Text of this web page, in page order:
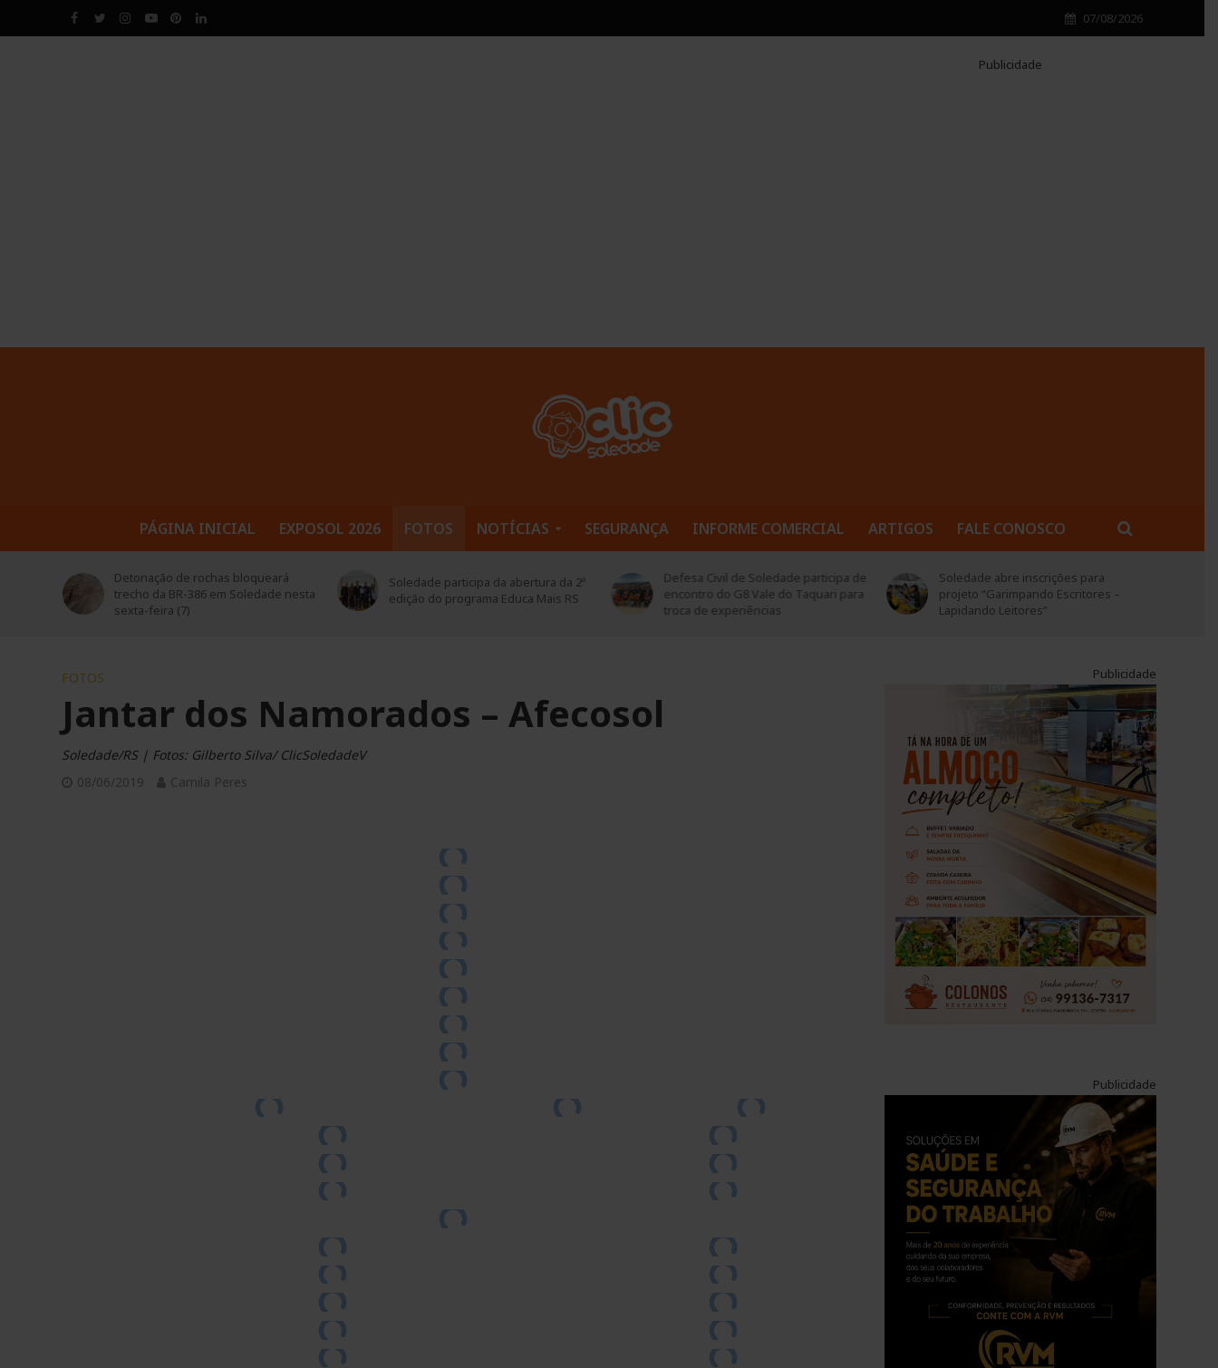
07/08/2026
Publicidade
PÁGINA INICIAL EXPOSOL 2026 FOTOS NOTÍCIAS SEGURANÇA INFORME COMERCIAL ARTIGOS FALE CONOSCO
Soledade participa da abertura da 2ª
edição do programa Educa Mais RS
Defesa Civil de Soledade participa de
encontro do G8 Vale do Taquari para
troca de experiências
Soledade abre inscrições para
projeto “Garimpando Escritores –
Lapidando Leitores”
CTG Querência do Botucaraí realizou
o 1º Rodeio Artístico com grupos de
oito municípios
FOTOS
Jantar dos Namorados – Afecosol
Soledade/RS | Fotos: Gilberto Silva/ ClicSoledadeV
08/06/2019
Camila Peres
Publicidade
Publicidade